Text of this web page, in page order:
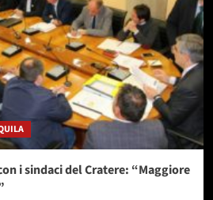
i sindaci del Cratere: “Maggiore